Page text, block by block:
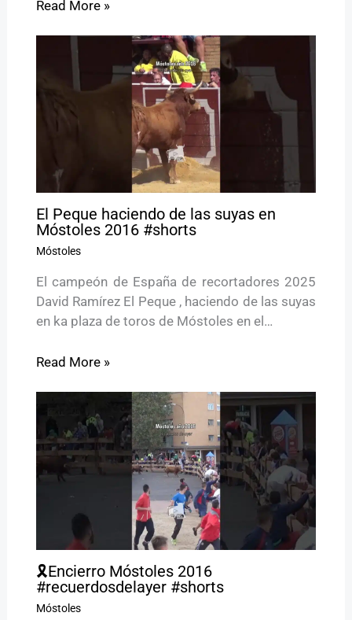
Read More »
El Peque haciendo de las suyas en
Móstoles 2016 #shorts
Móstoles
El campeón de España de recortadores 2025
David Ramírez El Peque , haciendo de las suyas
en ka plaza de toros de Móstoles en el…
Read More »
🎗️Encierro Móstoles 2016
#recuerdosdelayer #shorts
Móstoles